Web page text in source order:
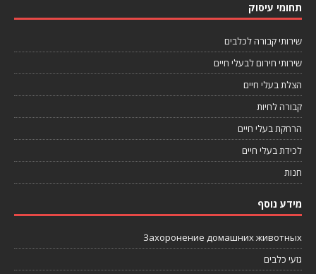
תחומי עיסוק
שירותי קבורה לכלבים
שירותי חירום לבעלי חיים
הצלת בעלי חיים
קבורה לחיות
הרחקת בעלי חיים
לכידת בעלי חיים
חנות
מידע נוסף
Захоронение домашних животных
גזעי כלבים